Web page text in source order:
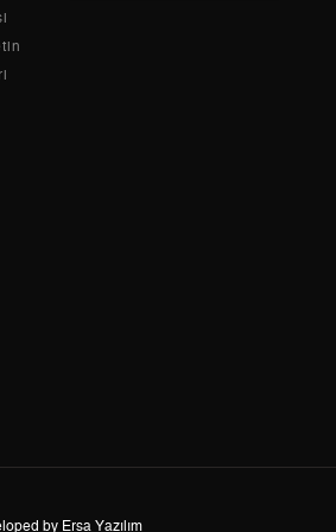
üretiminde kullanılan
zenginleştirilir.
Saatlerin G-Shock
Güçlendirilmiş
saatler, dayanıklı özellikleri ile
dayanıklılık gösteren ve 10
olan bu saatler, ihtiyaçlarınızı
etmenizde de etki sahibidir.
by Ersa Yazılım